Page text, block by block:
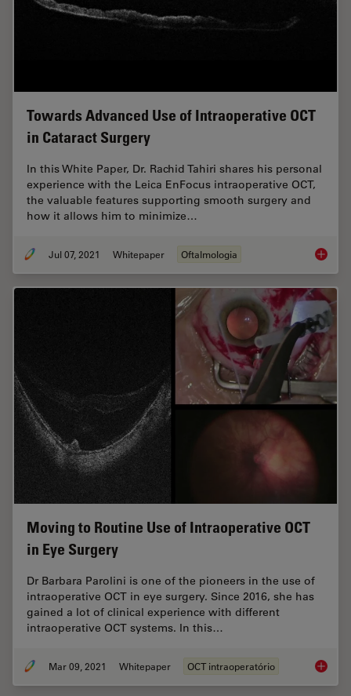
Towards Advanced Use of Intraoperative OCT
in Cataract Surgery
In this White Paper, Dr. Rachid Tahiri shares his personal
experience with the Leica EnFocus intraoperative OCT,
the valuable features supporting smooth surgery and
how it allows him to minimize…
Jul 07, 2021 Whitepaper Oftalmologia
Moving to Routine Use of Intraoperative OCT
in Eye Surgery
Dr Barbara Parolini is one of the pioneers in the use of
intraoperative OCT in eye surgery. Since 2016, she has
gained a lot of clinical experience with different
intraoperative OCT systems. In this…
Mar 09, 2021 Whitepaper OCT intraoperatório Moving